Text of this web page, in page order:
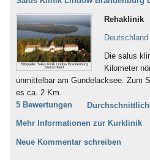
Bildquelle: Salus Klinik Lindow Brandenburg
Deutschland
Rehaklinik
Die salus
Kilometer
unmittelbar am Gundelacksee. Zum
es ca. 2 Km.
5 Bewertungen
Mehr Informationen zur Kurklinik
Neue Kommentar schreiben